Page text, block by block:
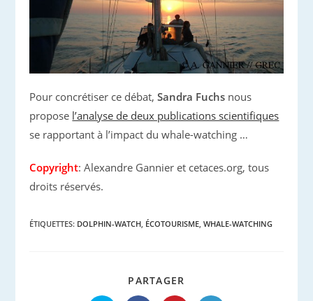
Pour concrétiser ce débat,Sandra Fuchs nous
propose l’analyse de deux publications scientifiques
se rapportant à l’impact du whale-watching …
Copyright: Alexandre Gannier et cetaces.org, tous
droits réservés.
ÉTIQUETTES: DOLPHIN-WATCH ÉCOTOURISME WHALE-WATCHING
PARTAGER